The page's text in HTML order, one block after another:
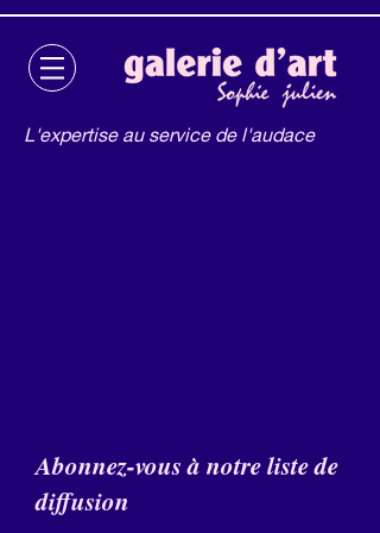
L'expertise au service de l'audace
Abonnez-vous à notre liste de
diffusion